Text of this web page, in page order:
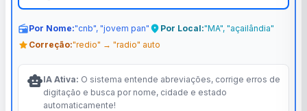
radioPor Nome:"cnb", "jovem pan" location_on Por Local:"MA", "açailândia"
star Correção:"redio" → "radio" auto
smart_toyIA Ativa: O sistema entende abreviações, corrige erros de
digitação e busca por nome, cidade e estado
automaticamente!